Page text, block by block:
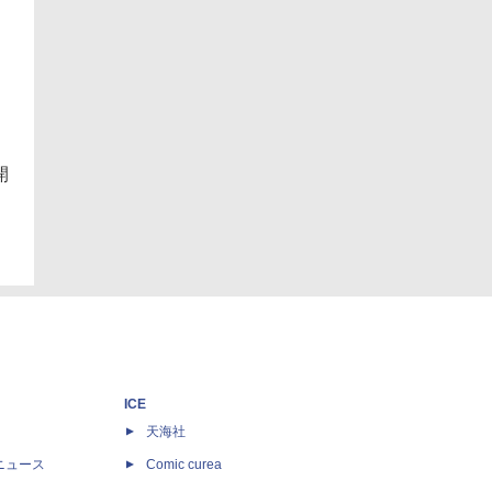
ュース
ICE
天海社
Comic curea